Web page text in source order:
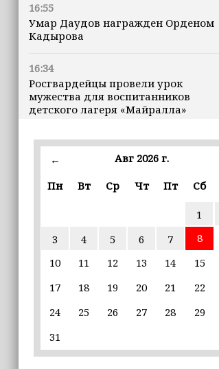
16:55
Умар Даудов награжден Орденом
Кадырова
16:34
Росгвардейцы провели урок
мужества для воспитанников
детского лагеря «Майралла»
16:30
Дмитрий Чернышенко: Внутренний
въездной — на 20,1%
Из бюджета Чечни дополнительно
выделено 505 млн рублей
пострадавшим от паводков
15:35
— стать большой
← Авг 2026 г.
Пн
Вт Ср Чт Пт Сб
1
3
4 5 6 7 8
10
11 12 13 14 15
17
18 19 20 21 22
24
25 26 27 28 29
31